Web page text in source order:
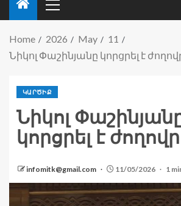
Home 2026 May
11
Նիկոլ Փաշինյանը կորցրել է
ԿԱՐԾԻՔ
Նիկոլ
կորցրել է
infomitk@gmail.com 11/05/2026 1